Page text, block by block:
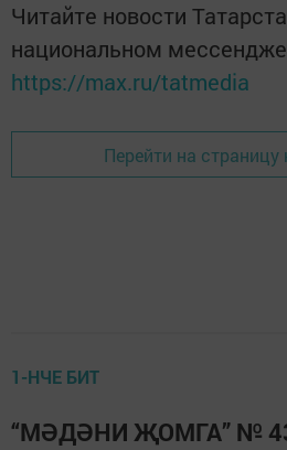
Читайте новости
национальном
https://max.ru/tatmedia
Перейти на страницу
1-НЧЕ БИТ
“МӘДӘНИ ҖОМГА” №